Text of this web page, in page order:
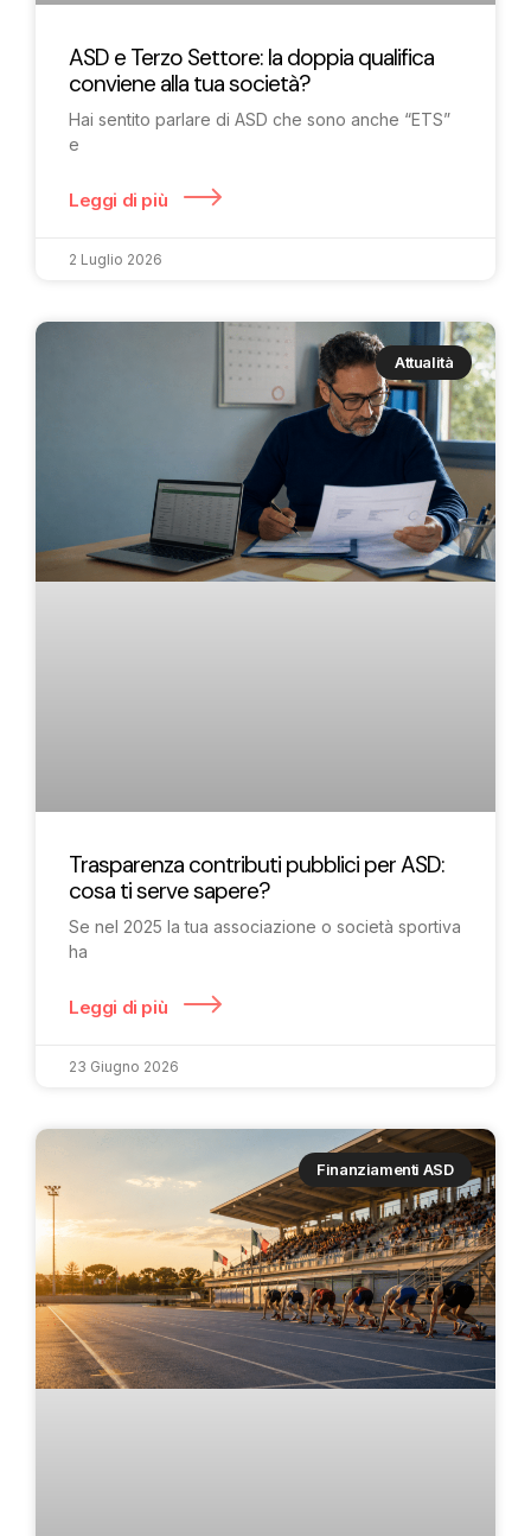
ASD e Terzo Settore: la doppia qualifica
conviene alla tua società?
Hai sentito parlare di ASD che sono anche “ETS”
e
Leggi di più
2 Luglio 2026
Attualità
Trasparenza contributi pubblici per ASD:
cosa ti serve sapere?
Se nel 2025 la tua associazione o società sportiva
ha
Leggi di più
23 Giugno 2026
Finanziamenti ASD